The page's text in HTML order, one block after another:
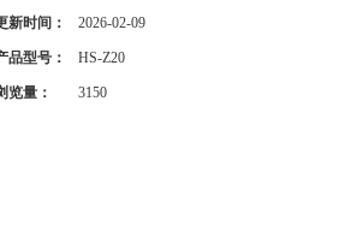
新时间： 2026-02-09
品型号： HS-Z20
览量： 3150